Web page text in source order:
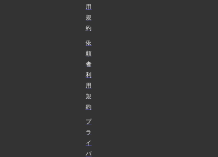
用
規
約
依
頼
者
利
用
規
約
プ
ラ
イ
バ